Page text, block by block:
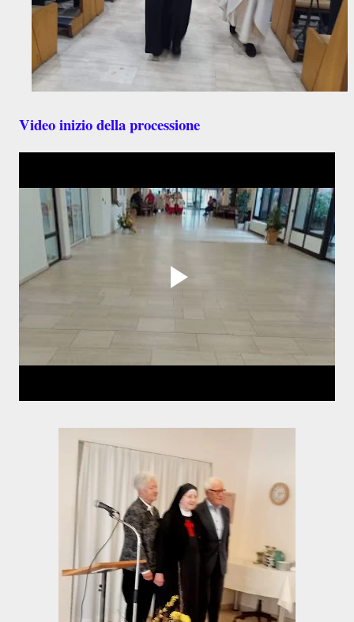
Video inizio della processione